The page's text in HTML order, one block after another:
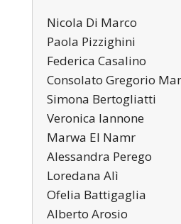
Nicola Di Marco
Paola Pizzighini
Federica Casalino
Consolato Gregorio
Simona Bertogliatti
Veronica Iannone
Marwa El Namr
Alessandra Perego
Loredana Alì
Ofelia Battigaglia
Alberto Arosio